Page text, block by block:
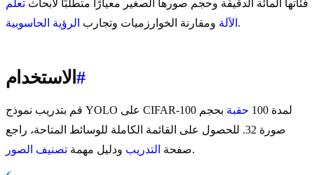
فئاتها المائة الدقيقة وحجم صورها الصغير معيارًا متطلبًا لأبحاث تعلم
الآلة ومقارنة الخوارزميات وتجارب الرؤية الحاسوبية .
الاستخدام #
قم بتدريب نموذج YOLO على CIFAR-100 لمدة 100 حقبة بحجم
صورة 32. للحصول على القائمة الكاملة للوسائط المتاحة، راجع
صفحة التدريب ودليل مهمة تصنيف الصور .